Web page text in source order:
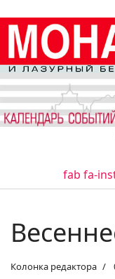
fab fa-
Колонка редактора